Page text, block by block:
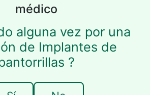
médico
alguna vez por una
de Implantes de
?